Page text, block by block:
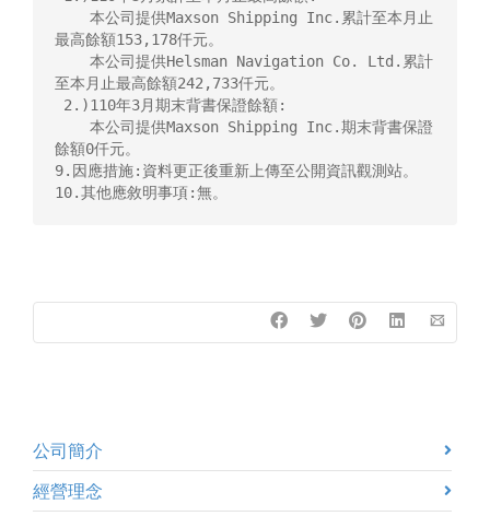
最高餘額153,178仟元。
至本月止最高餘額242,733仟元。
餘額0仟元。
9.因應措施:資料更正後重新上傳至公開資訊觀測站。
10.其他應敘明事項:無。
公司簡介
經營理念